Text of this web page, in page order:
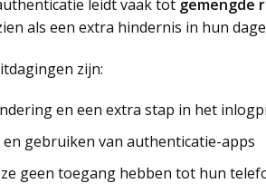
leidt vaak tot gemengde
als een extra hindernis in hun
zijn:
en een extra stap in het
gebruiken van authenticatie-apps
geen toegang hebben tot hun